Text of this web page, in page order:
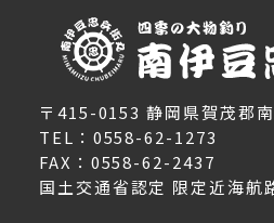
〒415-0153 静岡県賀茂郡
TEL：0558-62-1273
FAX：0558-62-2437
国土交通省認定 限定近海航